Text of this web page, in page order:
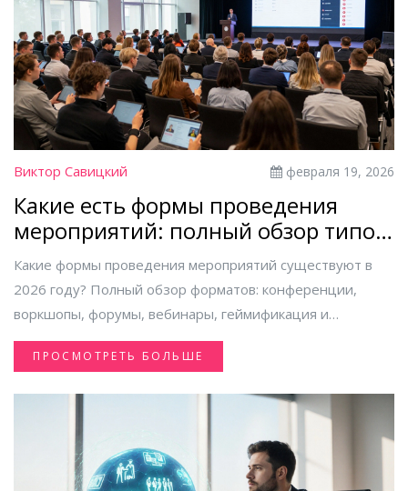
Виктор Савицкий февраля 19, 2026
Какие есть формы проведения
мероприятий: полный обзор типов
и форматов
Какие формы проведения мероприятий существуют в
2026 году? Полный обзор форматов: конференции,
воркшопы, форумы, вебинары, геймификация и
гибридные решения. Выбирайте правильный формат
под свою цель.
ПРОСМОТРЕТЬ БОЛЬШЕ